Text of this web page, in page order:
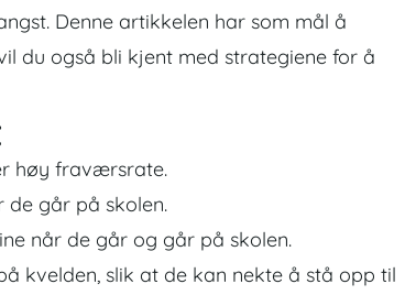
Denne artikkelen har som mål å
du også bli kjent med strategiene for å
høy fraværsrate.
de går på skolen.
når de går og går på skolen.
kvelden, slik at de kan nekte å stå opp til